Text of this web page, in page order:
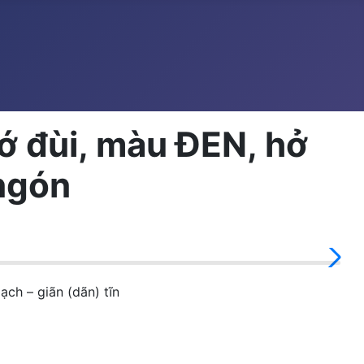
đùi, màu ĐEN, hở
– giãn (dãn) tĩn